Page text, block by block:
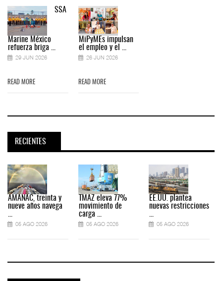
SSA
Marine México
refuerza briga ...
29 JUN 2026
READ MORE
MiPyMEs impulsan
el empleo y el ...
26 JUN 2026
READ MORE
RECIENTES
AMANAC, treinta y
nueve años navega
...
05 AGO 2026
TMAZ eleva 77%
movimiento de
carga ...
05 AGO 2026
EE.UU. plantea
nuevas restricciones
...
05 AGO 2026